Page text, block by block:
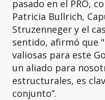
pasado en el PRO,
Patricia Bullrich,
Struzenneger y el
sentido, afirmó que
valiosas para este
un aliado para
estructurales, es
conjunto”.